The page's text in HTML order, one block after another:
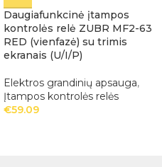
Daugiafunkcinė įtampos
kontrolės relė ZUBR MF2-63
RED (vienfazė) su trimis
ekranais (U/I/P)
Elektros grandinių apsauga,
Įtampos kontrolės relės
€59.09